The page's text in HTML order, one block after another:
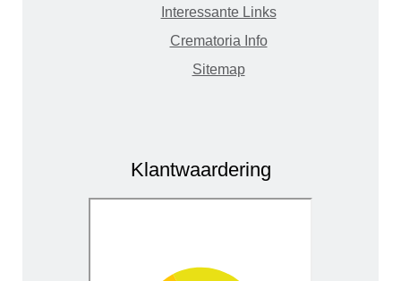
Interessante Links
Crematoria Info
Sitemap
Klantwaardering